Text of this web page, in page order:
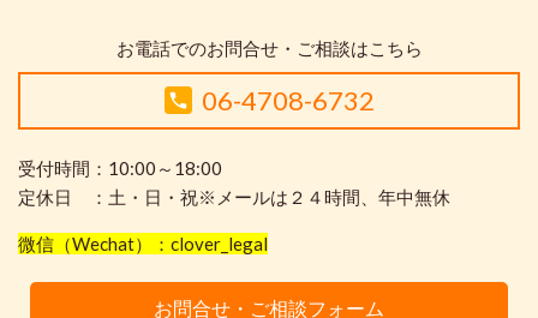
お電話でのお問合せ・ご相談はこちら
06-4708-6732
受付時間：10:00～18:00
定休日 ：土・日・祝※メールは２４時間、年中無休
微信（Wechat）：clover_legal
お問合せ・ご相談フォーム